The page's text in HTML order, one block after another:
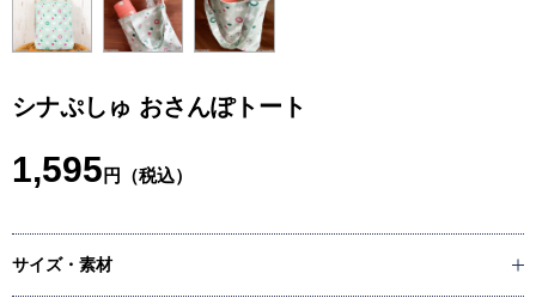
シナぷしゅ おさんぽトート
1,595 円（税込）
サイズ・素材